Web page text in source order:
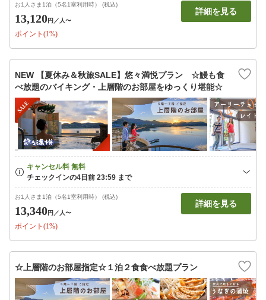
お1人さま1泊（5名1室利用時） (税込)
13,120円 ／人〜
ポイント(1%)
詳細を見る
NEW 【夏休み＆秋旅SALE】悠々満悦プラン ☆鰻も食
べ放題のバイキング・上層階のお部屋をゆっくり堪能☆
お1人さま1泊（5名1室利用時） (税込)
13,340円 ／人〜
ポイント(1%)
詳細を見る
☆上層階のお部屋指定☆１泊２食食べ放題プラン